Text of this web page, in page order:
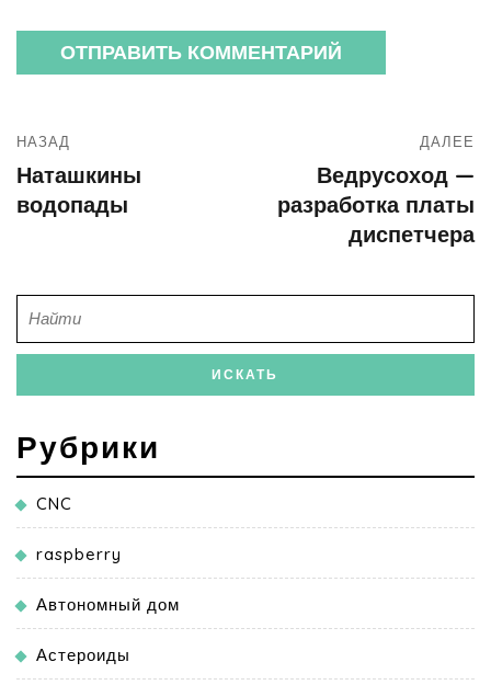
НАЗАД
Наташкины
водопады
ДАЛЕЕ
Ведрусоход —
разработка платы
диспетчера
Рубрики
CNC
raspberry
Автономный дом
Астероиды